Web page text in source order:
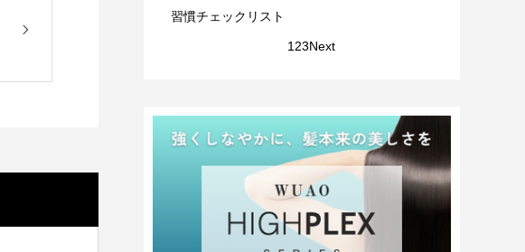
習慣チェックリスト
123Next